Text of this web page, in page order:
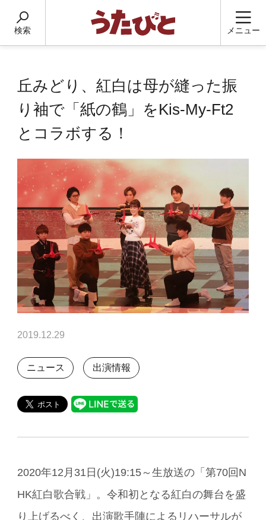
検索 メニュー
丘みどり、紅白は母が縫った振
り袖で「紙の鶴」をKis-My-Ft2
とコラボする！
2019.12.29
ニュース 出演情報
2020年12月31日(火)19:15～生放送の「第70回N
HK紅白歌合戦」。令和初となる紅白の舞台を盛
り上げるべく、出演歌手陣によるリハーサルが